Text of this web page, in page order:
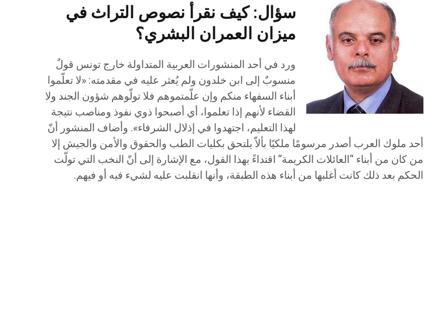
سؤال: كيف نقرأ نصوص التراث في
ميزان العمران البشري؟
ورد في أحد المنشورات العربية المتداولة خارج تونس قولٌ
منسوبٌ إلى ابن خلدون ولم يُعثر عليه في مقدمته: «لا تعلّموا
أبناء السفهاء منكم وإن علّمتموهم فلا تولّوهم شؤون الجند ولا
القضاء لأنهم إذا تعلموا، أي أصبحوا ذوي نفوذ ومناصب نتيجة
لهذا التعليم، اجتهدوا في إذلال الشرفاء». وأضاف المنشور أنّ
أحد ملوك العرب أصدر مرسومًا ملكيًا بألاّ يلتحق بكليات الطب والحقوق والأمن والجيش إلا
من كان من أبناء “العائلات الكريمة” اقتداءً بهذا القول، مع الإشارة إلى أنّ النخب التي تولّت
الحكم بعد ذلك كانت أغلبها من أبناء هذه الطبقة، وأنها انقلبت عليه لشيء فيه أو فيهم.